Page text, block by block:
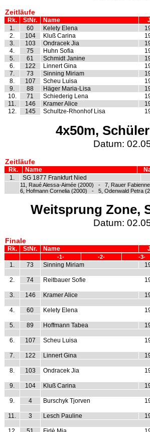
Zeitläufe
Rk. StNr. Name
1.
60 Kelety Elena
2.
104 Kluß Carina
3.
103 Ondracek Jia
4.
75 Huhn Sofia
5.
61 Schmidt Janine
6.
122 Linnert Gina
7.
73 Sinning Miriam
8.
107 Scheu Luisa
9.
88 Häger Maria-Lisa
10.
71 Schiederig Lena
11.
146 Kramer Alice
12.
145 Schultze-Rhonhof Lisa
4x50m,
Datum:
Zeitläufe
Rk. Name
1.
SG 1877 Frankfurt Nied
11, Raué Alessa-Aimée (2000) - 7, Rauer
6, Hofmann Cornelia (2000) - 5, Odenwald Petra
Weitsprung Zone,
Datum:
Finale
Rk. StNr. Name
-1- -2- -3-
1. 73 Sinning Miriam
2. 74 Reitbauer Sofie
3. 146 Kramer Alice
4. 60 Kelety Elena
5. 89 Hoffmann Tabea
6. 107 Scheu Luisa
7. 122 Linnert Gina
8. 103 Ondracek Jia
9. 104 Kluß Carina
9. 4 Burschyk Tjorven
11. 3 Lesch Pauline